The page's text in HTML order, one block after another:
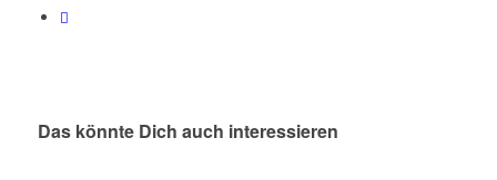
Das könnte Dich auch interessieren